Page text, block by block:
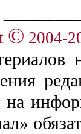
© 2004-